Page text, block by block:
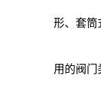
形、套筒
用的阀门